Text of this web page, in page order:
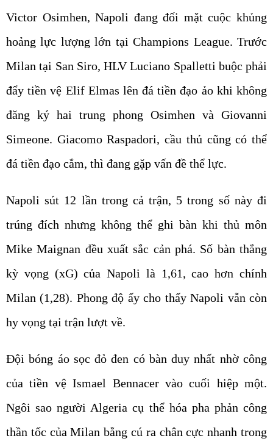
Victor Osimhen, Napoli đang đối mặt cuộc khủng
hoảng lực lượng lớn tại Champions League. Trước
Milan tại San Siro, HLV Luciano Spalletti buộc phải
đẩy tiền vệ Elif Elmas lên đá tiền đạo ảo khi không
đăng ký hai trung phong Osimhen và Giovanni
Simeone. Giacomo Raspadori, cầu thủ cũng có thể
đá tiền đạo cắm, thì đang gặp vấn đề thể lực.
Napoli sút 12 lần trong cả trận, 5 trong số này đi
trúng đích nhưng không thể ghi bàn khi thủ môn
Mike Maignan đều xuất sắc cản phá. Số bàn thắng
kỳ vọng (xG) của Napoli là 1,61, cao hơn chính
Milan (1,28). Phong độ ấy cho thấy Napoli vẫn còn
hy vọng tại trận lượt về.
Đội bóng áo sọc đỏ đen có bàn duy nhất nhờ công
của tiền vệ Ismael Bennacer vào cuối hiệp một.
Ngôi sao người Algeria cụ thể hóa pha phản công
thần tốc của Milan bằng cú ra chân cực nhanh trong